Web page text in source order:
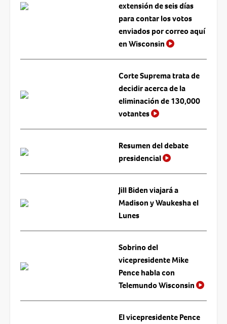
extensión de seis días
para contar los votos
enviados por correo aquí
en Wisconsin
Corte Suprema trata de
decidir acerca de la
eliminación de 130,000
votantes
Resumen del debate
presidencial
Jill Biden viajará a
Madison y Waukesha el
Lunes
Sobrino del
vicepresidente Mike
Pence habla con
Telemundo Wisconsin
El vicepresidente Pence